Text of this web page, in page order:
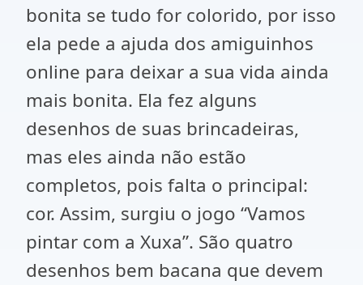
bonita se tudo for colorido, por isso
ela pede a ajuda dos amiguinhos
online para deixar a sua vida ainda
mais bonita. Ela fez alguns
desenhos de suas brincadeiras,
mas eles ainda não estão
completos, pois falta o principal:
cor. Assim, surgiu o jogo “Vamos
pintar com a Xuxa”. São quatro
desenhos bem bacana que devem